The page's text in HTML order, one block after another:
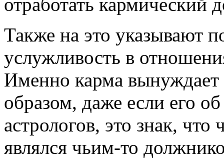
отработать кармический
Также на это указывают
услужливость в
Именно карма вынуждает
образом, даже если его
астрологов, это знак,
являлся чьим-то